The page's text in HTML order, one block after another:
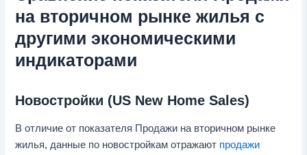
на вторичном рынке жилья с
другими экономическими
индикаторами
Новостройки (US New Home Sales)
В отличие от показателя Продажи на вторичном рынке
жилья, данные по новостройкам отражают продажи